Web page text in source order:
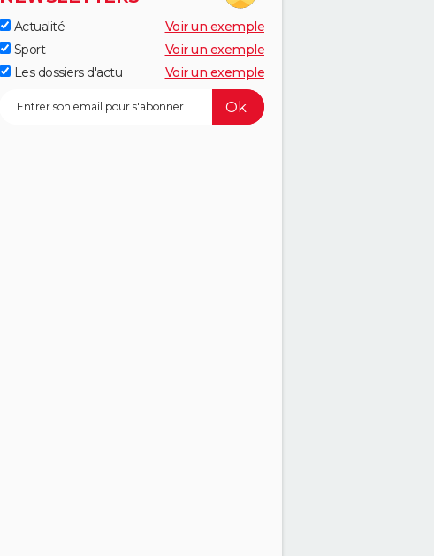
Actualité
Voir un exemple
Sport
Voir un exemple
Les dossiers d'actu
Voir un exemple